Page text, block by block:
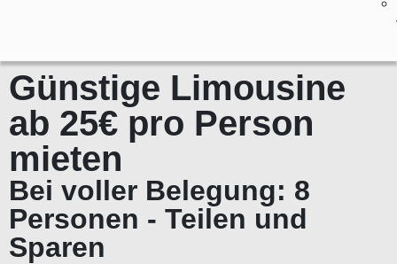
Günstige Limousine
ab 25€ pro Person
mieten
Bei voller Belegung: 8
Personen - Teilen und
Sparen